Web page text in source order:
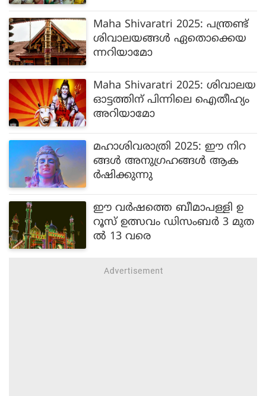
Maha Shivaratri 2025: പന്ത്രണ്ട്
ശിവാലയങ്ങള്‍ ഏതൊക്കെയ
ന്നറിയാമോ
Maha Shivaratri 2025: ശിവാലയ
ഓട്ടത്തിന് പിന്നിലെ ഐതീഹ്യം
അറിയാമോ
മഹാശിവരാത്രി 2025: ഈ നിറ
ങ്ങള്‍ അനുഗ്രഹങ്ങള്‍ ആക
ര്‍ഷിക്കുന്നു
ഈ വര്‍ഷത്തെ ബീമാപള്ളി ഉ
റൂസ് ഉത്സവം ഡിസംബര്‍ 3 മുത
ല്‍ 13 വരെ